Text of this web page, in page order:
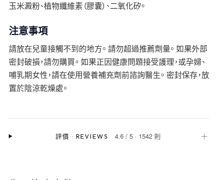
玉米澱粉、植物纖維素（膠囊）、二氧化矽。
注意事項
請放在兒童接觸不到的地方。 請勿超過推薦劑量。 如果外部
密封破損，請勿購買。 如果正因健康問題接受護理，或孕婦、
哺乳期女性，請在使用營養補充劑前諮詢醫生。 密封保存，放
置於陰涼乾燥處。
評價 · REVIEWS 4.6 /5 · 1542 則 ＋